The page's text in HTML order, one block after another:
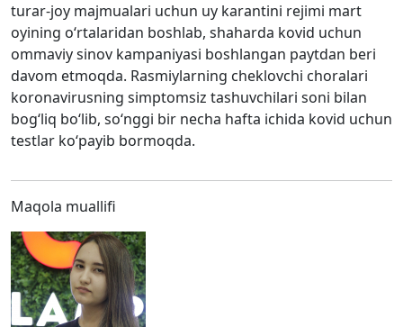
turar-joy majmualari uchun uy karantini rejimi mart
oyining o‘rtalaridan boshlab, shaharda kovid uchun
ommaviy sinov kampaniyasi boshlangan paytdan beri
davom etmoqda. Rasmiylarning cheklovchi choralari
koronavirusning simptomsiz tashuvchilari soni bilan
bog‘liq bo‘lib, so‘nggi bir necha hafta ichida kovid uchun
testlar ko‘payib bormoqda.
Maqola muallifi